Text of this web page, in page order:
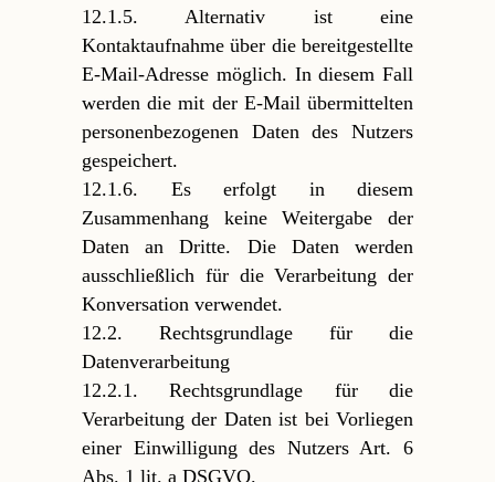
12.1.5. Alternativ ist eine
Kontaktaufnahme über die bereitgestellte
E-Mail-Adresse möglich. In diesem Fall
werden die mit der E-Mail übermittelten
personenbezogenen Daten des Nutzers
gespeichert.
12.1.6. Es erfolgt in diesem
Zusammenhang keine Weitergabe der
Daten an Dritte. Die Daten werden
ausschließlich für die Verarbeitung der
Konversation verwendet.
12.2. Rechtsgrundlage für die
Datenverarbeitung
12.2.1. Rechtsgrundlage für die
Verarbeitung der Daten ist bei Vorliegen
einer Einwilligung des Nutzers Art. 6
Abs. 1 lit. a DSGVO.